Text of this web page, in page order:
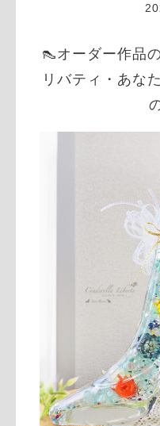
👠オーダー作品
リバティ・あな